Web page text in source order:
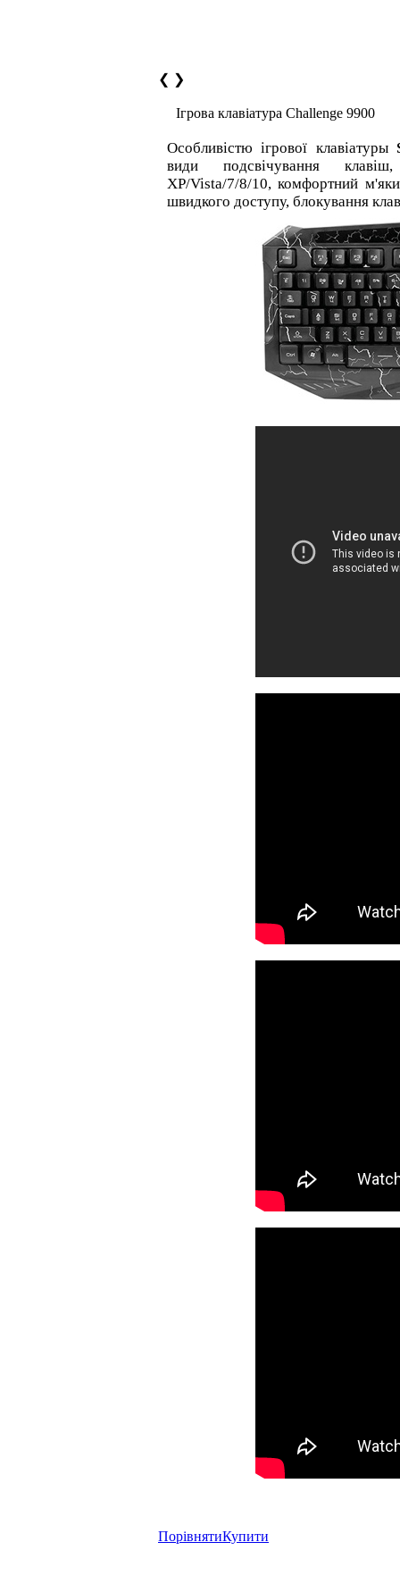
❮ ❯
Ігрова клавіатура Challenge 9900
Особливістю ігрової клавіатуры
види подсвічування
XP/Vista/7/8/10, комфортний
швидкого доступу, блокування
ПорівнятиКупити